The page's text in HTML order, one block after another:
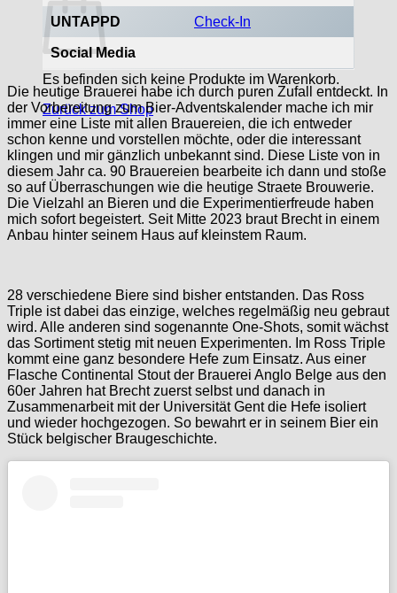
Es befinden sich keine Produkte im Warenkorb.
Zurück zum Shop
UNTAPPD Check-In
Social Media
Die heutige Brauerei habe ich durch puren Zufall entdeckt. In
der Vorbereitung zum Bier-Adventskalender mache ich mir
immer eine Liste mit allen Brauereien, die ich entweder
schon kenne und vorstellen möchte, oder die interessant
klingen und mir gänzlich unbekannt sind. Diese Liste von in
diesem Jahr ca. 90 Brauereien bearbeite ich dann und stoße
so auf Überraschungen wie die heutige Straete Brouwerie.
Die Vielzahl an Bieren und die Experimentierfreude haben
mich sofort begeistert. Seit Mitte 2023 braut Brecht in einem
Anbau hinter seinem Haus auf kleinstem Raum.
28 verschiedene Biere sind bisher entstanden. Das Ross
Triple ist dabei das einzige, welches regelmäßig neu gebraut
wird. Alle anderen sind sogenannte One-Shots, somit wächst
das Sortiment stetig mit neuen Experimenten. Im Ross Triple
kommt eine ganz besondere Hefe zum Einsatz. Aus einer
Flasche Continental Stout der Brauerei Anglo Belge aus den
60er Jahren hat Brecht zuerst selbst und danach in
Zusammenarbeit mit der Universität Gent die Hefe isoliert
und wieder hochgezogen. So bewahrt er in seinem Bier ein
Stück belgischer Braugeschichte.